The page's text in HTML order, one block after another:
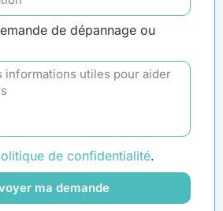
de dépannage ou
de confidentialité.
ma demande